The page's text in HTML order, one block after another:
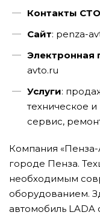
Контакты СТО
Сайт: penza-
Электронная
avto.ru
Услуги:
техническое
сервис,
Компания
городе Пенза.
необходимым
оборудованием.
автомобиль LADA